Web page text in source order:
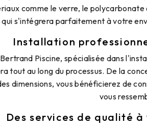
comme le verre, le
qui s'intégrera parfaitement à votre
Installation
Piscine, spécialisée dans
tout au long du processus. De la
dimensions, vous bénéficierez de
vous
Des services de qualité